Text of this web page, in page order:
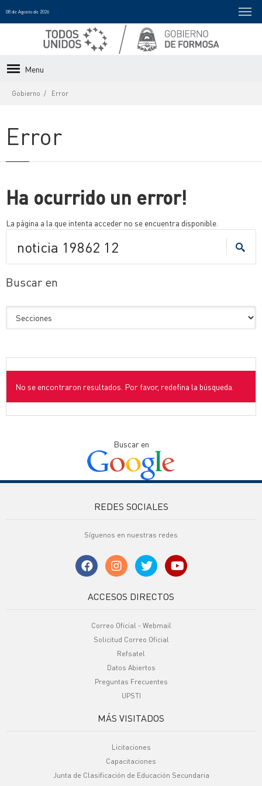
08 de Agosto de 2026
Menu
Gobierno Error
Error
Ha ocurrido un error!
La página a la que intenta acceder no se encuentra disponible.
Buscar en
No se encontraron resultados. Por favor, redefina la búsqueda.
Buscar en
REDES SOCIALES
Síguenos en nuestras redes
ACCESOS DIRECTOS
Correo Oficial - Webmail
Solicitud Correo Oficial
Refsatel
Datos Abiertos
Preguntas Frecuentes
UPSTI
MÁS VISITADOS
Licitaciones
Capacitaciones
Junta de Clasificación de Educación Secundaria